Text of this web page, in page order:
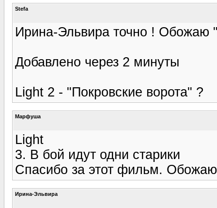
Stefa
Ирина-Эльвира точно ! Обожаю
Добавлено через 2 минуты
Light 2 - "Покровские ворота" ?
Марфуша
Light
3. В бой идут одни старики
Спасибо за этот фильм.
Ирина-Эльвира